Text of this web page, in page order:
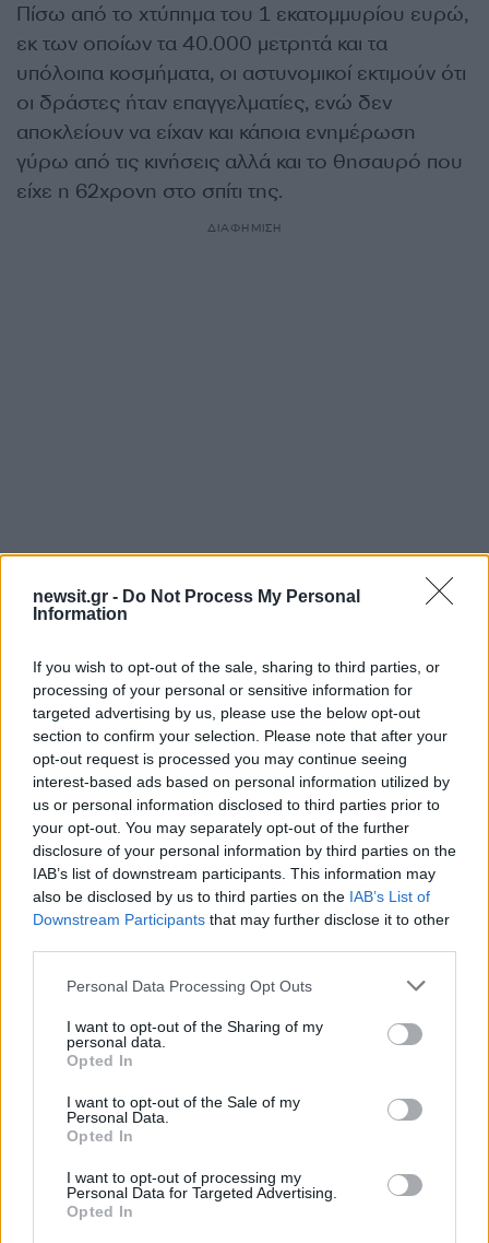
newsit.gr - Do Not Process My Personal
Information
If you wish to opt-out of the sale, sharing to third parties, or
processing of your personal or sensitive information for
targeted advertising by us, please use the below opt-out
section to confirm your selection. Please note that after your
opt-out request is processed you may continue seeing
interest-based ads based on personal information utilized by
us or personal information disclosed to third parties prior to
your opt-out. You may separately opt-out of the further
disclosure of your personal information by third parties on the
IAB’s list of downstream participants. This information may
also be disclosed by us to third parties on the IAB’s List of
Downstream Participants that may further disclose it to other
Please note that this website/app uses one or more Google
not limited to your visit or usage behaviour. You may click to
grant or deny consent to Google and its third-party tags to
use your data for below specified purposes in below Google
consent section.
Personal Data Processing Opt Outs
I want to opt-out of the Sharing of my
personal data.
Opted In
I want to opt-out of the Sale of my
Personal Data.
Opted In
I want to opt-out of processing my
Personal Data for Targeted Advertising.
Opted In
Πίσω από το χτύπημα του 1 εκατομμυρίου ευρώ,
εκ των οποίων τα 40.000 μετρητά και τα
υπόλοιπα κοσμήματα, οι αστυνομικοί εκτιμούν ότι
οι δράστες ήταν επαγγελματίες, ενώ δεν
αποκλείουν να είχαν και κάποια ενημέρωση
γύρω από τις κινήσεις αλλά και το θησαυρό που
είχε η 62χρονη στο σπίτι της.
ΔΙΑΦΗΜΙΣΗ
Σχόλια
Σχολίασε εδώ
Αν τα χάσατε
Δολοφονία Βρετανίδας
στην Κυψέλη: Οι δύο
καταθέσεις «κλειδί» της
συζύγου του 26χρονου
Αφγανού – Το στίγμα του
κινητού, η θεία από την
Ινδία και τα απειλητικά
Μυστράς: Παθολογικά
«δείχνει» η πρώτη
ιατροδικαστική
για τον θάνατο του
90χρονου, που
γιος του σε